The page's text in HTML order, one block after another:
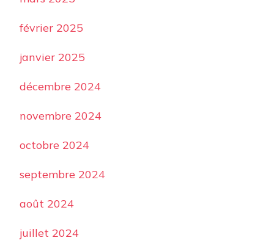
février 2025
janvier 2025
décembre 2024
novembre 2024
octobre 2024
septembre 2024
août 2024
juillet 2024